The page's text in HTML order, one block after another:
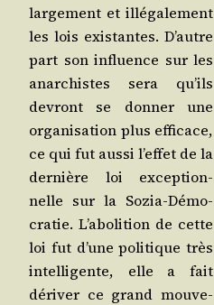
lar­ge­ment et illé­ga­le­ment
les lois exis­tantes. D’autre
part son influence sur les
anar­chistes sera qu’ils
devront se don­ner une
orga­ni­sa­tion plus effi­cace,
ce qui fut aus­si l’ef­fet de la
der­nière loi excep­tion­
nelle sur la Sozia-Démo­
cra­tie. L’a­bo­li­tion de cette
loi fut d’une poli­tique très
intel­li­gente, elle a fait
déri­ver ce grand mou­ve­